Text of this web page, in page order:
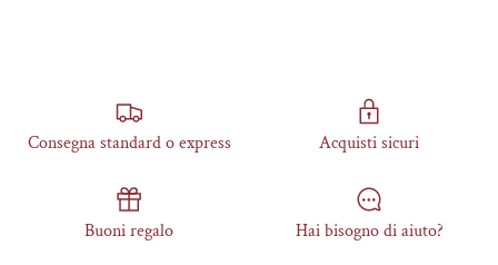
Consegna standard o express Acquisti sicuri
Buoni regalo Hai bisogno di aiuto?